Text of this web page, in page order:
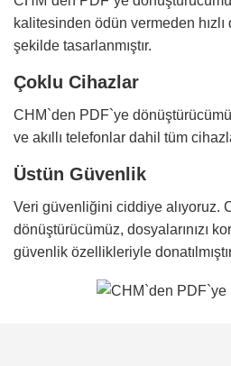
kalitesinden ödün vermeden
şekilde tasarlanmıştır.
Çoklu Cihazlar
CHM`den PDF`ye
ve akıllı telefonlar dahil tüm
Üstün Güvenlik
Veri güvenliğini ciddiye alıyoruz.
dönüştürücümüz, dosyalarınızı
güvenlik özellikleriyle